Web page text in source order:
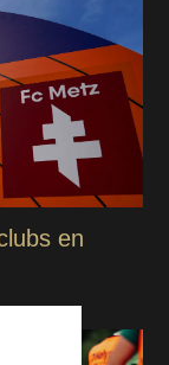
en